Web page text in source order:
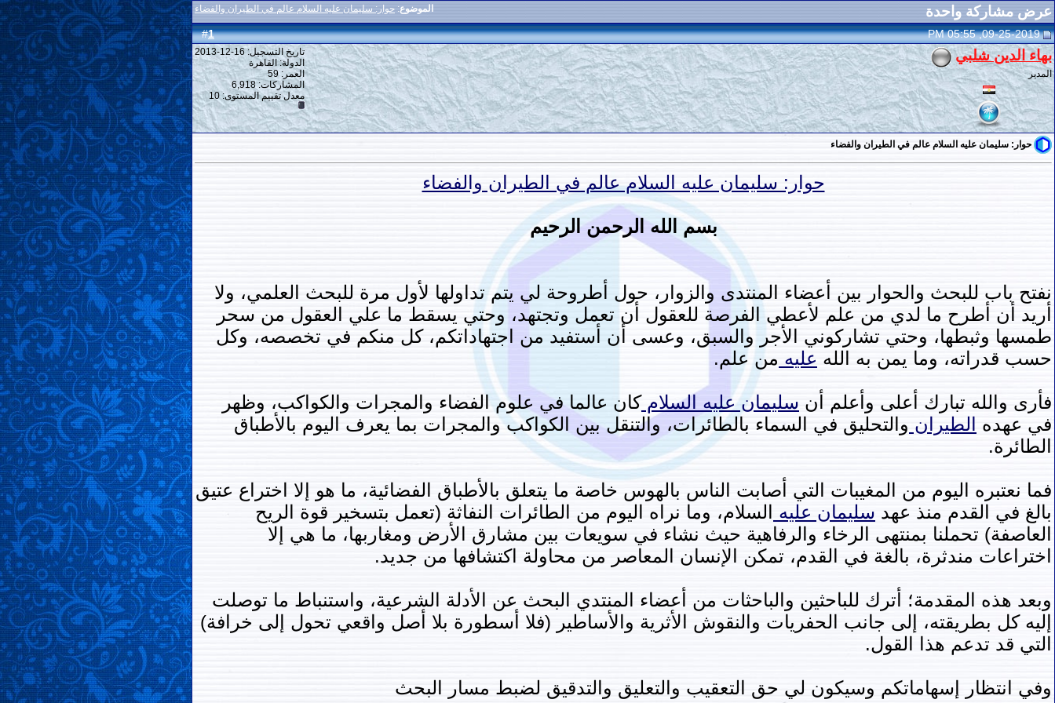
الموضوع: حوار: سليمان عليه السلام عالم في الطيران والفضاء عرض مشاركة واحدة
#
1 09-25-2019, 05:55 PM
بهاء الدين شلبي
المدير
تاريخ التسجيل: 16-12-2013
الدولة: القاهرة
العمر: 59
المشاركات: 6,918
معدل تقييم المستوى: 10
حوار: سليمان عليه السلام عالم في الطيران والفضاء
حوار: سليمان عليه السلام عالم في الطيران والفضاء
بسم الله الرحمن الرحيم
نفتح باب للبحث والحوار بين أعضاء المنتدى والزوار، حول أطروحة لي يتم تداولها لأول مرة للبحث العلمي، ولا
أريد أن أطرح ما لدي من علم لأعطي الفرصة للعقول أن تعمل وتجتهد، وحتي يسقط ما علي العقول من سحر
طمسها وثبطها، وحتي تشاركوني الأجر والسبق، وعسى أن أستفيد من اجتهاداتكم، كل منكم في تخصصه، وكل
حسب قدراته، وما يمن به الله عليه من علم.
فأرى والله تبارك أعلى وأعلم أن سليمانعليه السلامكان عالما في علوم الفضاء والمجرات والكواكب، وظهر
في عهده
الطيران والتحليق في السماء بالطائرات، والتنقل بين الكواكب والمجرات بما يعرف اليوم بالأطباق
الطائرة.
فما نعتبره اليوم من المغيبات التي أصابت الناس بالهوس خاصة ما يتعلق بالأطباق الفضائية، ما هو إلا اختراع عتيق
بالغ في القدم منذ عهد سليمان عليه
السلام، وما نراه اليوم من الطائرات النفاثة (تعمل بتسخير قوة الريح
العاصفة) تحملنا بمنتهى الرخاء والرفاهية حيث نشاء في سويعات بين مشارق الأرض ومغاربها، ما هي إلا
اختراعات مندثرة، بالغة في القدم، تمكن الإنسان المعاصر من محاولة اكتشافها من جديد.
وبعد هذه المقدمة؛ أترك للباحثين والباحثات من أعضاء المنتدي البحث عن الأدلة الشرعية، واستنباط ما توصلت
إليه كل بطريقته، إلى جانب الحفريات والنقوش الأثرية والأساطير (فلا أسطورة بلا أصل واقعي تحول إلى خرافة)
التي قد تدعم هذا القول.
وفي انتظار إسهاماتكم وسيكون لي حق التعقيب والتعليق والتدقيق لضبط مسار البحث